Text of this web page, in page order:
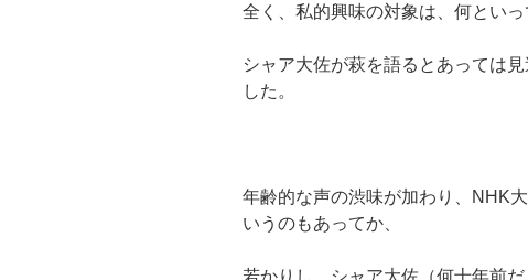
全く、私的興味の対象は、何といっ
シャア大佐が萩を語るとあっては
した。
年齢的な声の渋味が加わり、NHK
いうのもあってか、
若かりし、シャア大佐（何十年前